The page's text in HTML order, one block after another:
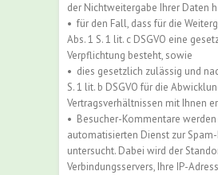
der Nichtweitergabe Ihrer Daten
• für den Fall, dass für die
Abs. 1 S. 1 lit. c DSGVO eine
Verpflichtung besteht, sowie
• dies gesetzlich zulässig und
S. 1 lit. b DSGVO für die
Vertragsverhältnissen mit Ihnen
• Besucher-Kommentare
automatisierten Dienst zur
untersucht. Dabei wird der
Verbindungsservers, Ihre IP-